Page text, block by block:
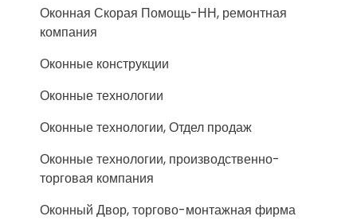
Оконная Скорая Помощь-НН, ремонтная
компания
Оконные конструкции
Оконные технологии
Оконные технологии, Отдел продаж
Оконные технологии, производственно-
торговая компания
Оконный Двор, торгово-монтажная фирма